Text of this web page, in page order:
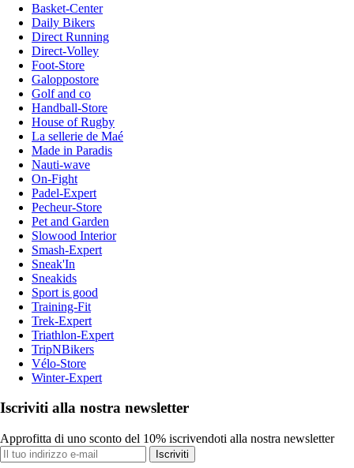
Basket-Center
Daily Bikers
Direct Running
Direct-Volley
Foot-Store
Galoppostore
Golf and co
Handball-Store
House of Rugby
La sellerie de Maé
Made in Paradis
Nauti-wave
On-Fight
Padel-Expert
Pecheur-Store
Pet and Garden
Slowood Interior
Smash-Expert
Sneak'In
Sneakids
Sport is good
Training-Fit
Trek-Expert
Triathlon-Expert
TripNBikers
Vélo-Store
Winter-Expert
Iscriviti alla nostra newsletter
Approfitta di uno sconto del 10% iscrivendoti alla nostra newsletter
Iscriviti